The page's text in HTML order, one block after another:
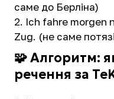
саме до Берліна)
Ich fahre morgen
Zug. (не саме
🧩 Алгоритм:
речення за